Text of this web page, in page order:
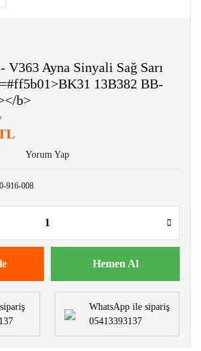
V363 Ayna Sinyali Sağ Sarı
13B382 BB-
b>
Yorum Yap
916-008
Hemen Al
WhatsApp ile sipariş
05413393137